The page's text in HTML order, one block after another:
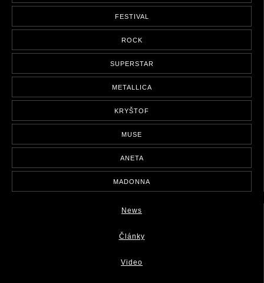
FESTIVAL
ROCK
SUPERSTAR
METALLICA
KRYŠTOF
MUSE
ANETA
MADONNA
News
Články
Video